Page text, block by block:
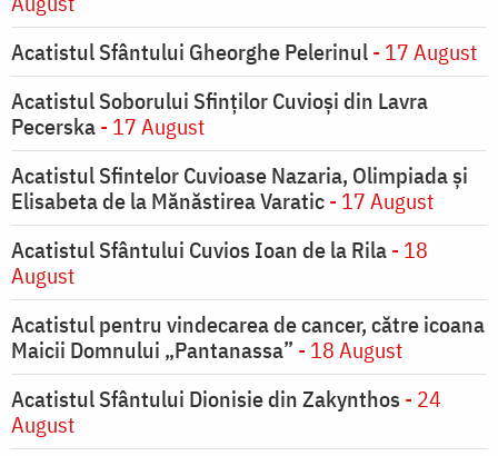
Acatistul Sfântului Gheorghe Pelerinul- 17 August
Acatistul Soborului Sfinților Cuvioși din Lavra
Pecerska- 17 August
Acatistul Sfintelor Cuvioase Nazaria, Olimpiada și
Elisabeta de la Mănăstirea Varatic- 17 August
Acatistul Sfântului Cuvios Ioan de la Rila- 18
August
Acatistul pentru vindecarea de cancer, către icoana
Maicii Domnului „Pantanassa” - 18 August
Acatistul Sfântului Dionisie din Zakynthos - 24
August